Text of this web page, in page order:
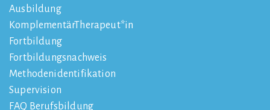
Ausbildung
KomplementärTherapeut*in
Fortbildung
Fortbildungsnachweis
Methodenidentifikation
Supervision
FAQ Berufsbildung